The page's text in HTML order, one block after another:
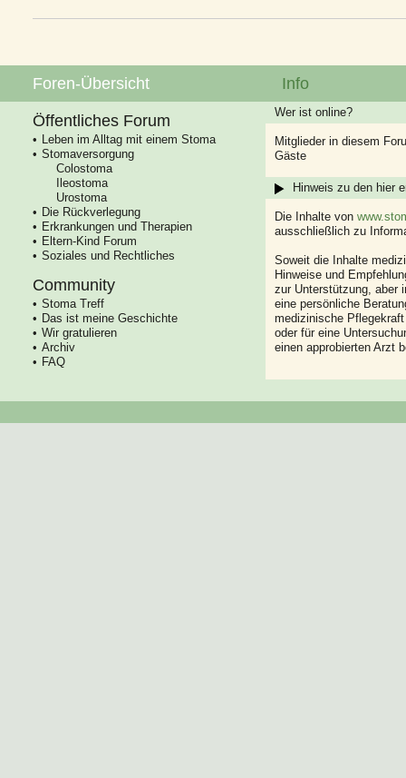
Foren-Übersicht
Öffentliches Forum
Leben im Alltag mit einem Stoma
Stomaversorgung
Colostoma
Ileostoma
Urostoma
Die Rückverlegung
Erkrankungen und Therapien
Eltern-Kind Forum
Soziales und Rechtliches
Community
Stoma Treff
Das ist meine Geschichte
Wir gratulieren
Archiv
FAQ
Info
Wer ist online?
Mitglieder in diesem
Gäste
Hinweis zu den hier
Die Inhalte von
ausschließlich zu
Soweit die Inhalte
Hinweise und
zur Unterstützung, aber
eine persönliche
medizinische
oder für eine
einen approbierten Arzt